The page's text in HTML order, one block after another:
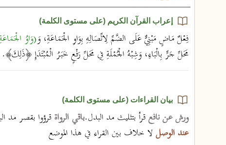
إعراب القرآن الكريم (على مستوى الكلمة)
فِعْلٌ مَاضٍ مَبْنِيٌّ عَلَى الضَّمِّ لِاتِّصَالِهِ بِوَاوِ الْجَمَاعَةِ، وَ(وَاوُ
مَحَلِّ جَرٍّ بِالْبَاءِ، وَشِبْهُ الْجُمْلَةِ فِي مَحَلِّ رَفْعٍ خَبَرُ الْمُبْتَدَإِ ﴿ذَلِكَ﴾.
بيان القراءات (على مستوى الكلمة)
ورش عن نافعقرأ بتثليث مد البدل.باقي الرواةقرؤوا بقصر مد
عند الوصللا خلاف بين القراء في هذا الموضع